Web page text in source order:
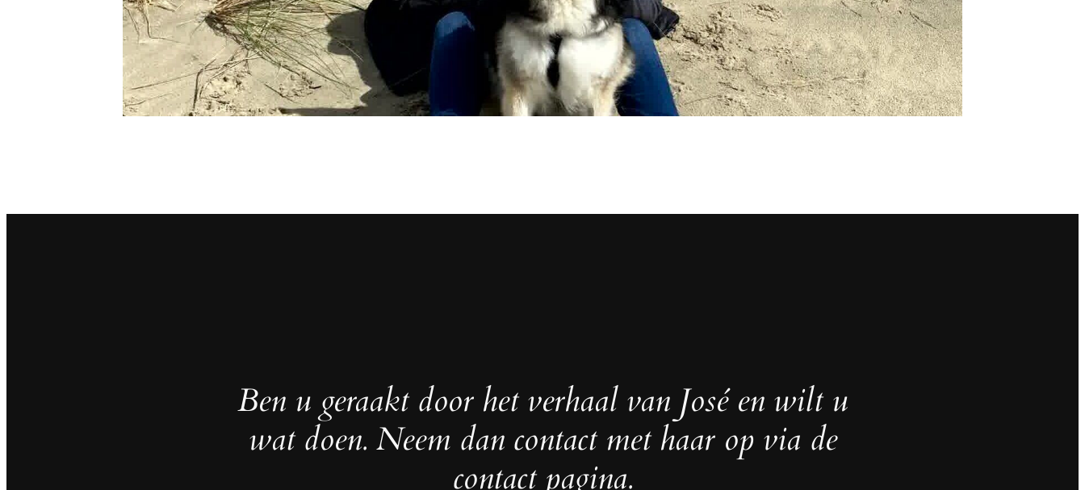
Ben u geraakt door het verhaal van José en wilt u
wat doen. Neem dan contact met haar op via de
contact pagina.